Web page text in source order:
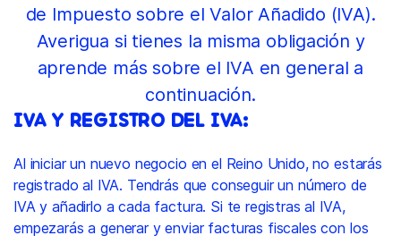
de Impuesto sobre el Valor Añadido (IVA).
Averigua si tienes la misma obligación y
aprende más sobre el IVA en general a
continuación.
IVA Y REGISTRO DEL IVA:
Al iniciar un nuevo negocio en el Reino Unido, no estarás
registrado al IVA. Tendrás que conseguir un número de
IVA y añadirlo a cada factura. Si te registras al IVA,
empezarás a generar y enviar facturas fiscales con los